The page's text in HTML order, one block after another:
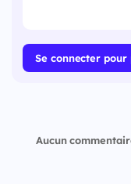
Se connecter pour
Aucun